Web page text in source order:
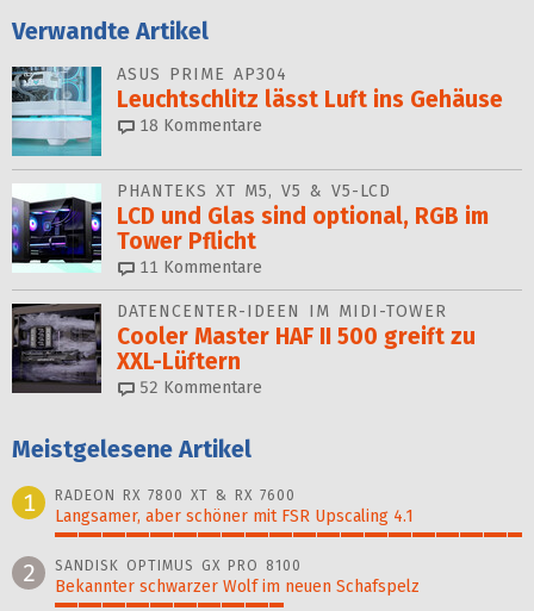
Verwandte Artikel
ASUS PRIME AP304
Leuchtschlitz lässt Luft ins Gehäuse
18 Kommentare
PHANTEKS XT M5, V5 & V5-LCD
LCD und Glas sind optional, RGB im
Tower Pflicht
11 Kommentare
DATENCENTER-IDEEN IM MIDI-TOWER
Cooler Master HAF II 500 greift zu
XXL-Lüftern
52 Kommentare
Meistgelesene Artikel
1
RADEON RX 7800 XT & RX 7600
Langsamer, aber schöner mit FSR Upscaling 4.1
2 SANDISK OPTIMUS GX PRO 8100
Bekannter schwarzer Wolf im neuen Schafspelz